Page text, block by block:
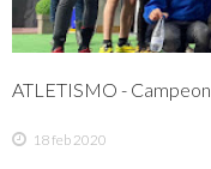
ATLETISMO -
18 feb 2020